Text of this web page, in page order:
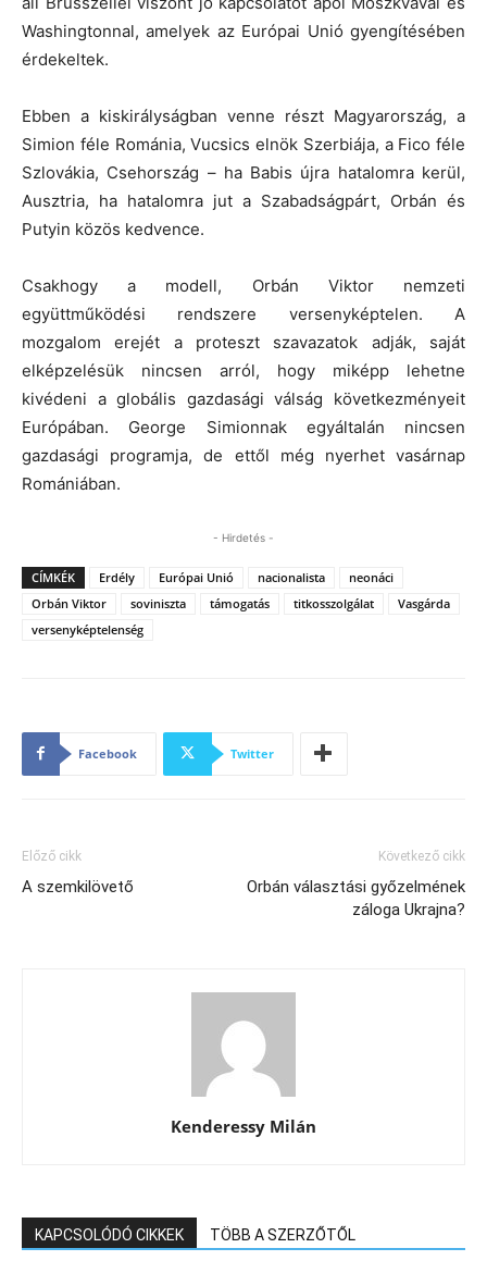
Washingtonnal, amelyek az Európai Unió gyengítésében
érdekeltek.
Ebben a kiskirályságban venne részt Magyarország, a
Simion féle Románia, Vucsics elnök Szerbiája, a Fico féle
Szlovákia, Csehország – ha Babis újra hatalomra kerül,
Ausztria, ha hatalomra jut a Szabadságpárt, Orbán és
Putyin közös kedvence.
Csakhogy a modell, Orbán Viktor nemzeti
együttműködési rendszere versenyképtelen. A
mozgalom erejét a proteszt szavazatok adják, saját
elképzelésük nincsen arról, hogy miképp lehetne
kivédeni a globális gazdasági válság következményeit
Európában. George Simionnak egyáltalán nincsen
gazdasági programja, de ettől még nyerhet vasárnap
Romániában.
- Hirdetés -
CÍMKÉK Erdély Európai Unió nacionalista
neonáci
Orbán Viktor
soviniszta támogatás titkosszolgálat
Vasgárda
versenyképtelenség
Facebook Twitter
Előző cikk
A szemkilövető
Következő cikk
Orbán választási győzelmének
záloga Ukrajna?
Kenderessy Milán
KAPCSOLÓDÓ CIKKEK TÖBB A SZERZŐTŐL